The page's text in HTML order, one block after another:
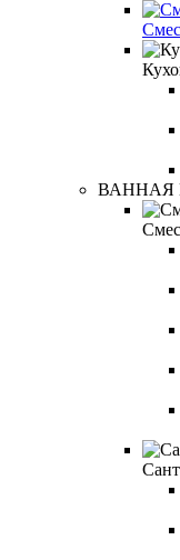
ВАННАЯ